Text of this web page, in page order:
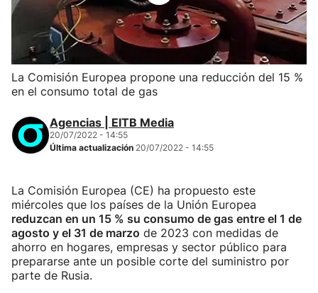
La Comisión Europea propone una reducción del 15 %
en el consumo total de gas
Agencias | EITB Media
20/07/2022 - 14:55
Última actualización 20/07/2022 - 14:55
La Comisión Europea (CE) ha propuesto este
miércoles que los países de la Unión Europea
reduzcan en un 15 % su consumo de gas entre el 1 de
agosto y el 31 de marzo de 2023 con medidas de
ahorro en hogares, empresas y sector público para
prepararse ante un posible corte del suministro por
parte de Rusia.